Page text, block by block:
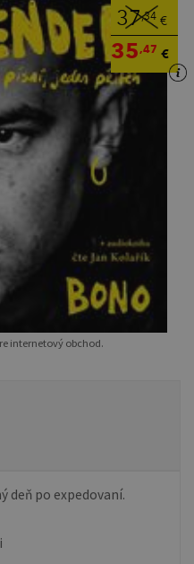
37,34 €
35,47 €
internetový obchod.
deň po expedovaní.